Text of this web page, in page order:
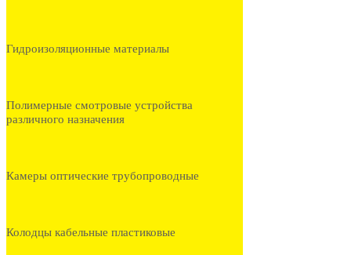
Гидроизоляционные материалы
Полимерные смотровые устройства
различного назначения
Камеры оптические трубопроводные
Колодцы кабельные пластиковые